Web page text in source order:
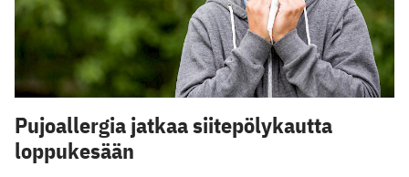
Pujoallergia jatkaa siitepölykautta
loppukesään